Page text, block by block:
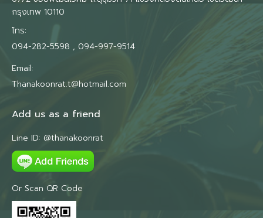
กรุงเทพ 10110
โทร:
094-282-5598 , 094-997-9514
Email:
Thanakoonrat.t@hotmail.com
Add us as a friend
Line ID: @thanakoonrat
Or Scan QR Code